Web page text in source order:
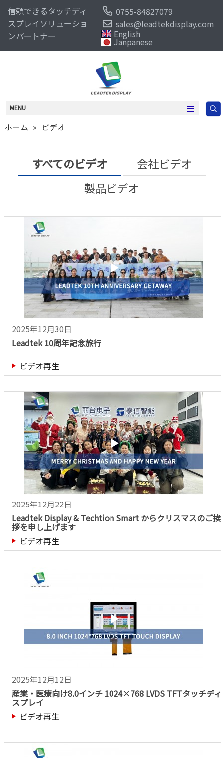
信頼できるタッチディ
スプレイソリューショ
ンパートナー
0755-84827079
sales@leadtekdisplay.com
English
Janpanese
MENU
ホーム » ビデオ
すべてのビデオ
会社ビデオ
製品ビデオ
2025年12月30日
Leadtek 10周年記念旅行
ビデオ再生
2025年12月22日
Leadtek Display & Techtion Smart からクリスマスのご挨
拶を申し上げます
ビデオ再生
2025年12月12日
産業・医療向け8.0インチ 1024×768 LVDS TFTタッチディ
スプレイ
ビデオ再生